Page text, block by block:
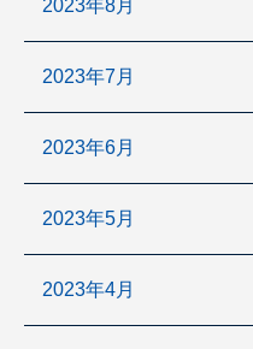
2023年8月
2023年7月
2023年6月
2023年5月
2023年4月